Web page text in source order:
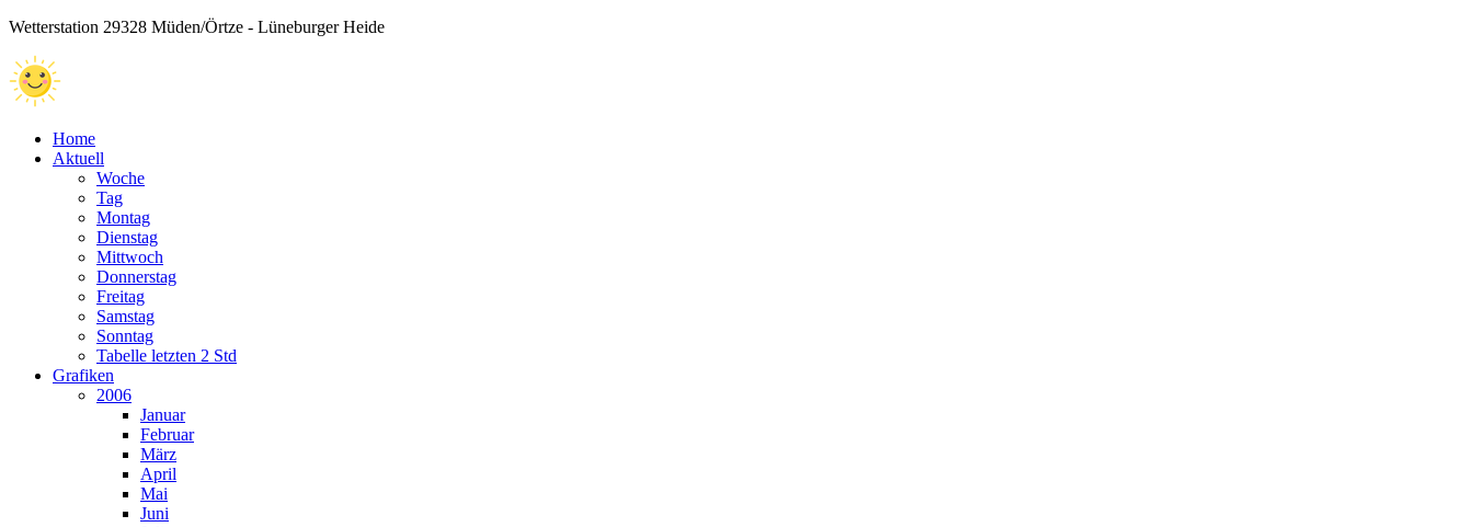
Wetterstation 29328 Müden/Örtze - Lüneburger Heide
Home
Aktuell
Woche
Tag
Montag
Dienstag
Mittwoch
Donnerstag
Freitag
Samstag
Sonntag
Tabelle letzten 2 Std
Grafiken
2006
Januar
Februar
März
April
Mai
Juni